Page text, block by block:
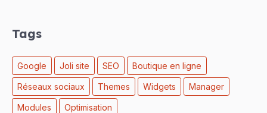
Tags
Google Joli site SEO Boutique en ligne
Réseaux sociaux Themes Widgets Manager
Modules Optimisation